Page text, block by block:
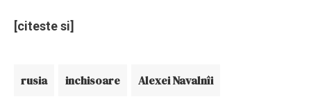
[citeste si]
rusia inchisoare Alexei Navalnîi